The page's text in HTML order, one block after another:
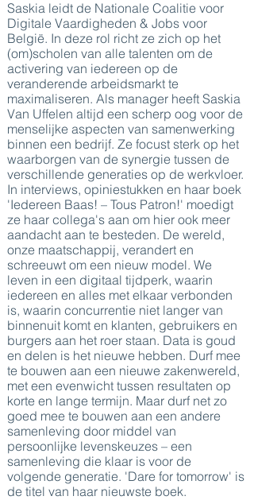
Saskia leidt de Nationale Coalitie voor
Digitale Vaardigheden & Jobs voor
België. In deze rol richt ze zich op het
(om)scholen van alle talenten om de
activering van iedereen op de
veranderende arbeidsmarkt te
maximaliseren. Als manager heeft Saskia
Van Uffelen altijd een scherp oog voor de
menselijke aspecten van samenwerking
binnen een bedrijf. Ze focust sterk op het
waarborgen van de synergie tussen de
verschillende generaties op de werkvloer.
In interviews, opiniestukken en haar boek
'Iedereen Baas! – Tous Patron!' moedigt
ze haar collega's aan om hier ook meer
aandacht aan te besteden. De wereld,
onze maatschappij, verandert en
schreeuwt om een nieuw model. We
leven in een digitaal tijdperk, waarin
iedereen en alles met elkaar verbonden
is, waarin concurrentie niet langer van
binnenuit komt en klanten, gebruikers en
burgers aan het roer staan. Data is goud
en delen is het nieuwe hebben. Durf mee
te bouwen aan een nieuwe zakenwereld,
met een evenwicht tussen resultaten op
korte en lange termijn. Maar durf net zo
goed mee te bouwen aan een andere
samenleving door middel van
persoonlijke levenskeuzes – een
samenleving die klaar is voor de
volgende generatie. 'Dare for tomorrow' is
de titel van haar nieuwste boek.